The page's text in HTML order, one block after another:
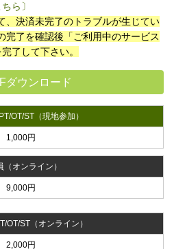
ら〕
、決済未完了のトラブルが生じてい
完了を確認後「ご利用中のサービス
了して下さい。
ダウンロード
OT/ST（現地参加）
1,000円
（オンライン）
9,000円
OT/ST（オンライン）
2,000円